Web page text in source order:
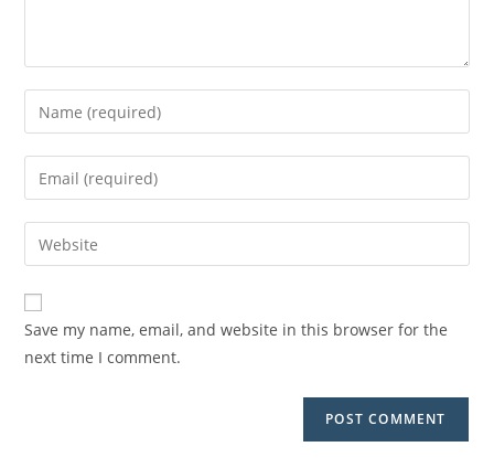
Save my name, email, and website in this browser for the
next time I comment.